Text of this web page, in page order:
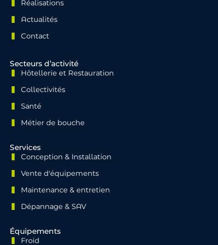
Réalisations
Actualités
Contact
Secteurs d’activité
Hôtellerie et Restauration
Collectivités
Santé
Métier de bouche
Services
Conception & Installation
Vente d'équipements
Maintenance & entretien
Dépannage & SAV
Équipements
Froid